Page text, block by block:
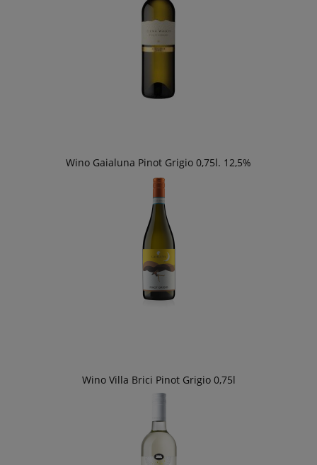
Wino Gaialuna Pinot Grigio 0,75l. 12,5%
Wino Villa Brici Pinot Grigio 0,75l